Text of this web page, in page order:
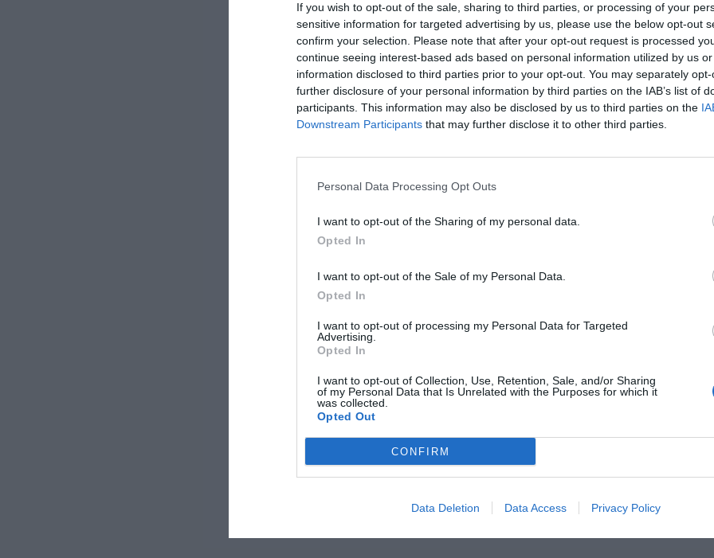
If you wish to opt-out of the sale, sharing to third parties, or processing of your
sensitive information for targeted advertising by us, please use the below opt-out
confirm your selection. Please note that after your opt-out request is processed
continue seeing interest-based ads based on personal information utilized by us
information disclosed to third parties prior to your opt-out. You may separately
further disclosure of your personal information by third parties on the IAB’s list of
participants. This information may also be disclosed by us to third parties on the
Downstream Participants that may further disclose it to other third parties.
Personal Data Processing Opt Outs
I want to opt-out of the Sharing of my personal data.
Opted In
I want to opt-out of the Sale of my Personal Data.
Opted In
I want to opt-out of processing my Personal Data for Targeted
Advertising.
Opted In
I want to opt-out of Collection, Use, Retention, Sale, and/or Sharing
of my Personal Data that Is Unrelated with the Purposes for which it
was collected.
Opted Out
CONFIRM
Data Deletion Data Access Privacy Policy